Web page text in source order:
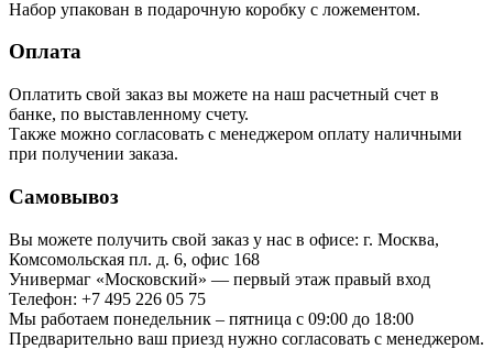
Набор упакован в подарочную коробку с ложементом.
Оплата
Оплатить свой заказ вы можете на наш расчетный счет в
банке, по выставленному счету.
Также можно согласовать с менеджером оплату наличными
при получении заказа.
Самовывоз
Вы можете получить свой заказ у нас в офисе: г. Москва,
Комсомольская пл. д. 6, офис 168
Универмаг «Московский» — первый этаж правый вход
Телефон: +7 495 226 05 75
Мы работаем понедельник – пятница с 09:00 до 18:00
Предварительно ваш приезд нужно согласовать с менеджером.